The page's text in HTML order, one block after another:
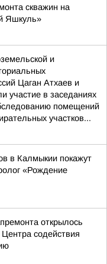
скважин на
Яшкуль»
и
Цаган Атхаев и
участие в заседаниях
помещений
участков...
в Калмыкии покажут
«Рождение
открылось
содействия